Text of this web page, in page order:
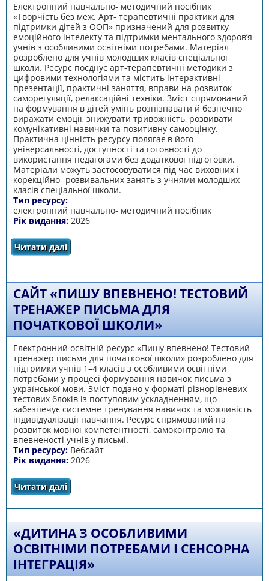
Електронний навчально- методичний посібник
«Творчість без меж. Арт- терапевтичні практики для
підтримки дітей з ООП» призначений для розвитку
емоційного інтелекту та підтримки ментального здоров’я
учнів з особливими освітніми потребами. Матеріал
розроблено для учнів молодших класів спеціальної
школи. Ресурс поєднує арт-терапевтичні методики з
цифровими технологіями та містить інтерактивні
презентації, практичні заняття, вправи на розвиток
саморегуляції, релаксаційні техніки. Зміст спрямований
на формування в дітей умінь розпізнавати й безпечно
виражати емоції, знижувати тривожність, розвивати
комунікативні навички та позитивну самооцінку.
Практична цінність ресурсу полягає в його
універсальності, доступності та готовності до
використання педагогами без додаткової підготовки.
Матеріали можуть застосовуватися під час виховних і
корекційно- розвивальних занять з учнями молодших
класів спеціальної школи.
Тип ресурсу:
електронний навчально- методичний посібник
Рік видання: 2026
Читати далі
терапевтичні практики для підтримки дітей
САЙТ «ПИШУ ВПЕВНЕНО! ТЕСТОВИЙ
ТРЕНАЖЕР ПИСЬМА ДЛЯ
ПОЧАТКОВОЇ ШКОЛИ»
Електронний освітній ресурс «Пишу впевнено! Тестовий
тренажер письма для початкової школи» розроблено для
підтримки учнів 1–4 класів з особливими освітніми
потребами у процесі формування навичок письма з
української мови. Зміст подано у форматі різнорівневих
тестових блоків із поступовим ускладненням, що
забезпечує системне тренування навичок та можливість
індивідуалізації навчання. Ресурс спрямований на
розвиток мовної компетентності, самоконтролю та
впевненості учнів у письмі.
Тип ресурсу: Вебсайт
Рік видання: 2026
Читати далі
«ДИТИНА З ОСОБЛИВИМИ
ОСВІТНІМИ ПОТРЕБАМИ І СЕНСОРНА
ІНТЕГРАЦІЯ»